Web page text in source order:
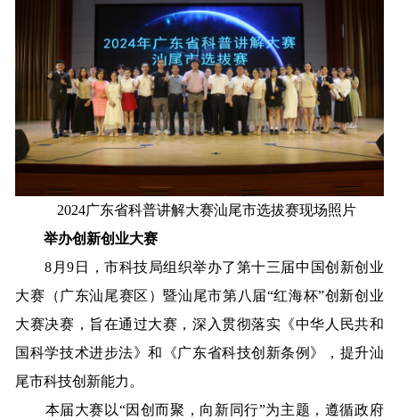
2024广东省科普讲解大赛汕尾市选拔赛现场照片
举办创新创业大赛
8月9日，市科技局组织举办了第十三届中国创新创业
大赛（广东汕尾赛区）暨汕尾市第八届“红海杯”创新创业
大赛决赛，旨在通过大赛，深入贯彻落实《中华人民共和
国科学技术进步法》和《广东省科技创新条例》，提升汕
尾市科技创新能力。
本届大赛以“因创而聚，向新同行”为主题，遵循政府